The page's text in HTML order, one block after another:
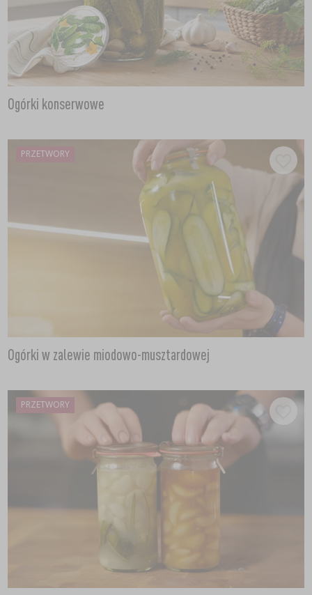
Ogórki konserwowe
PRZETWORY
Ogórki w zalewie miodowo-musztardowej
PRZETWORY